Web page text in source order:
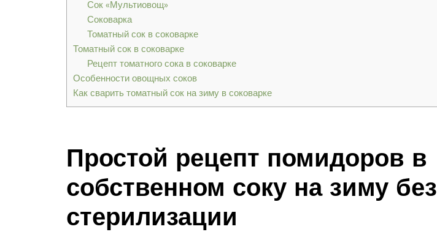
Сок «Мультиовощ»
Соковарка
Томатный сок в соковарке
Томатный сок в соковарке
Рецепт томатного сока в соковарке
Особенности овощных соков
Как сварить томатный сок на зиму в соковарке
Простой рецепт помидоров в
собственном соку на зиму без
стерилизации